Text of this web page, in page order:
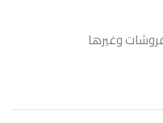
وغيرها